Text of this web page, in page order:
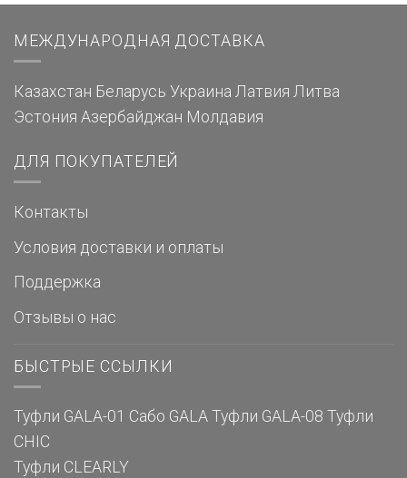
МЕЖДУНАРОДНАЯ ДОСТАВКА
Казахстан Беларусь Украина Латвия Литва
Эстония Азербайджан Молдавия
ДЛЯ ПОКУПАТЕЛЕЙ
Контакты
Условия доставки и оплаты
Поддержка
Отзывы о нас
БЫСТРЫЕ ССЫЛКИ
Туфли GALA-01 Сабо GALA Туфли GALA-08 Туфли
CHIC
Туфли CLEARLY